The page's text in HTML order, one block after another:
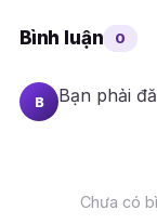
Bình luận 0
B Bạn phải
Chưa có